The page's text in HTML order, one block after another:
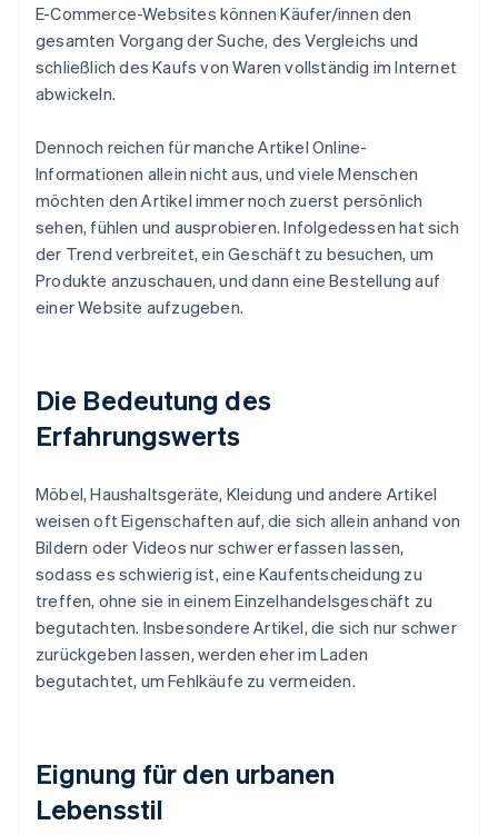
E-Commerce-Websites können Käufer/innen den
gesamten Vorgang der Suche, des Vergleichs und
schließlich des Kaufs von Waren vollständig im Internet
abwickeln.
Dennoch reichen für manche Artikel Online-
Informationen allein nicht aus, und viele Menschen
möchten den Artikel immer noch zuerst persönlich
sehen, fühlen und ausprobieren. Infolgedessen hat sich
der Trend verbreitet, ein Geschäft zu besuchen, um
Produkte anzuschauen, und dann eine Bestellung auf
einer Website aufzugeben.
Die Bedeutung des
Erfahrungswerts
Möbel, Haushaltsgeräte, Kleidung und andere Artikel
weisen oft Eigenschaften auf, die sich allein anhand von
Bildern oder Videos nur schwer erfassen lassen,
sodass es schwierig ist, eine Kaufentscheidung zu
treffen, ohne sie in einem Einzelhandelsgeschäft zu
begutachten. Insbesondere Artikel, die sich nur schwer
zurückgeben lassen, werden eher im Laden
begutachtet, um Fehlkäufe zu vermeiden.
Eignung für den urbanen
Lebensstil